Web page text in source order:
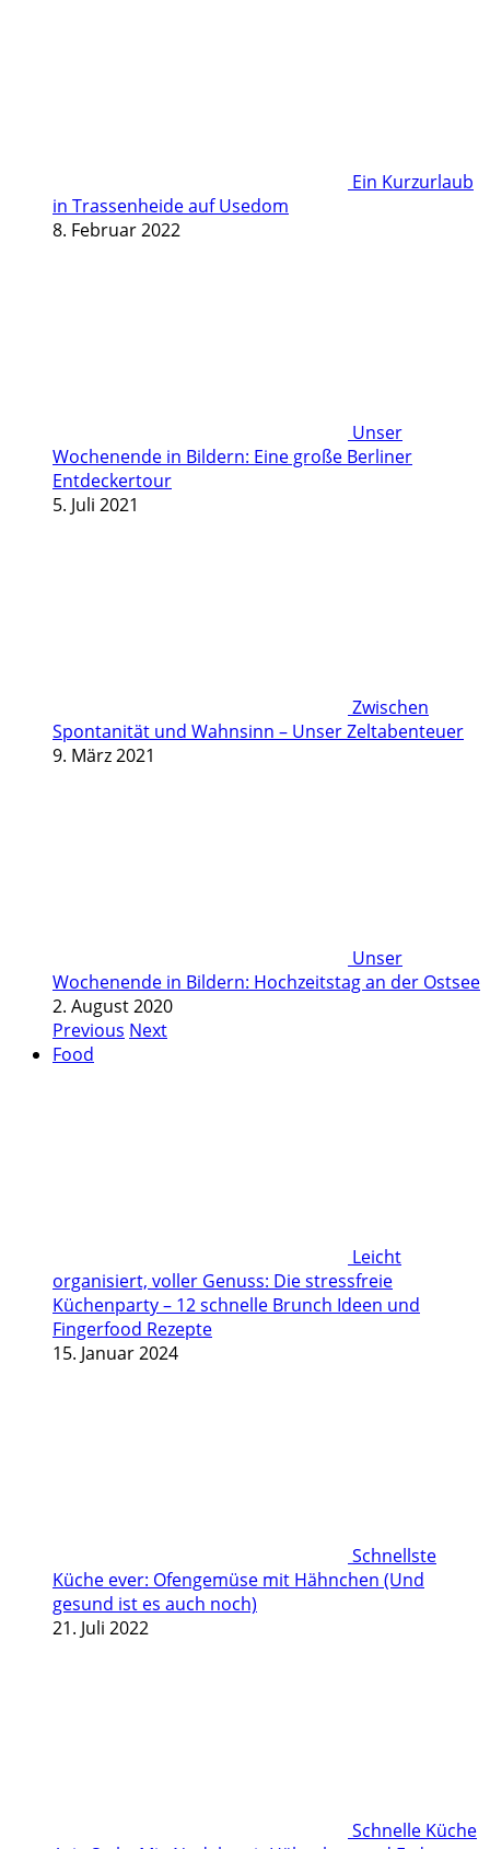
Ein Kurzurlaub
in Trassenheide auf Usedom
8. Februar 2022
Unser
Wochenende in Bildern: Eine große Berliner
Entdeckertour
5. Juli 2021
Zwischen
Spontanität und Wahnsinn – Unser Zeltabenteuer
9. März 2021
Unser
Wochenende in Bildern: Hochzeitstag an der Ostsee
2. August 2020
Previous Next
Food
Leicht
organisiert, voller Genuss: Die stressfreie
Küchenparty – 12 schnelle Brunch Ideen und
Fingerfood Rezepte
15. Januar 2024
Schnellste
Küche ever: Ofengemüse mit Hähnchen (Und
gesund ist es auch noch)
21. Juli 2022
Schnelle Küche